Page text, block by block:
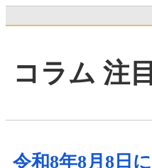
コラム 注
令和8年8月8日